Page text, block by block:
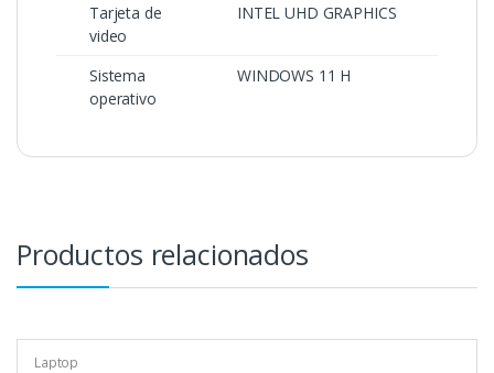
Tarjeta de
video
INTEL UHD GRAPHICS
Sistema
operativo
WINDOWS 11 H
Productos relacionados
Laptop